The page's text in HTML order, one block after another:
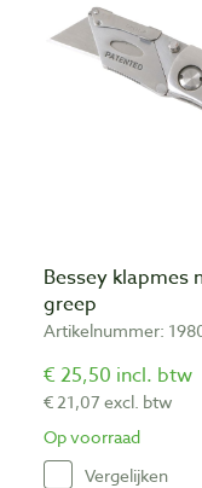
Bessey klapmes
greep
Artikelnummer:
€ 25,50 incl. btw
€ 21,07 excl. btw
Op voorraad
Vergelijken